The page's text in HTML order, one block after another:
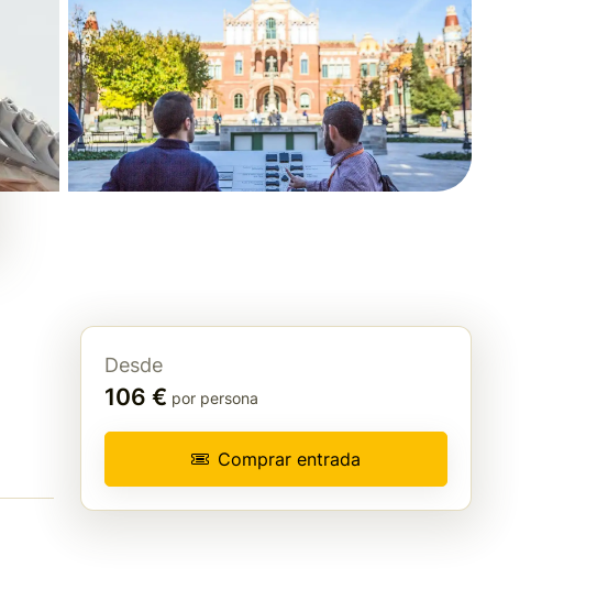
Desde
106 € por persona
Comprar entrada